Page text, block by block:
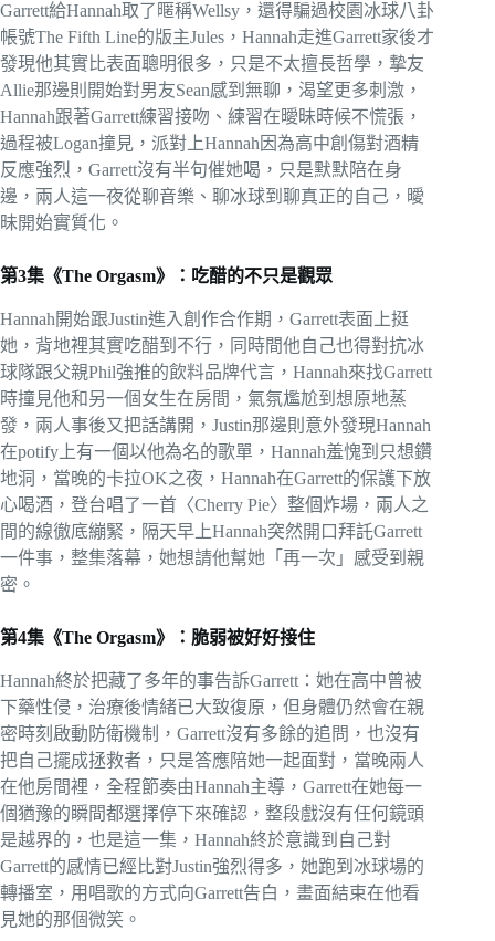
Garrett給Hannah取了暱稱Wellsy，還得騙過校園冰球八卦
帳號The Fifth Line的版主Jules，Hannah走進Garrett家後才
發現他其實比表面聰明很多，只是不太擅長哲學，摯友
Allie那邊則開始對男友Sean感到無聊，渴望更多刺激，
Hannah跟著Garrett練習接吻、練習在曖昧時候不慌張，
過程被Logan撞見，派對上Hannah因為高中創傷對酒精
反應強烈，Garrett沒有半句催她喝，只是默默陪在身
邊，兩人這一夜從聊音樂、聊冰球到聊真正的自己，曖
昧開始實質化。
第3集《The Orgasm》：吃醋的不只是觀眾
Hannah開始跟Justin進入創作合作期，Garrett表面上挺
她，背地裡其實吃醋到不行，同時間他自己也得對抗冰
球隊跟父親Phil強推的飲料品牌代言，Hannah來找Garrett
時撞見他和另一個女生在房間，氣氛尷尬到想原地蒸
發，兩人事後又把話講開，Justin那邊則意外發現Hannah
在potify上有一個以他為名的歌單，Hannah羞愧到只想鑽
地洞，當晚的卡拉OK之夜，Hannah在Garrett的保護下放
心喝酒，登台唱了一首〈Cherry Pie〉整個炸場，兩人之
間的線徹底繃緊，隔天早上Hannah突然開口拜託Garrett
一件事，整集落幕，她想請他幫她「再一次」感受到親
密。
第4集《The Orgasm》：脆弱被好好接住
Hannah終於把藏了多年的事告訴Garrett：她在高中曾被
下藥性侵，治療後情緒已大致復原，但身體仍然會在親
密時刻啟動防衛機制，Garrett沒有多餘的追問，也沒有
把自己擺成拯救者，只是答應陪她一起面對，當晚兩人
在他房間裡，全程節奏由Hannah主導，Garrett在她每一
個猶豫的瞬間都選擇停下來確認，整段戲沒有任何鏡頭
是越界的，也是這一集，Hannah終於意識到自己對
Garrett的感情已經比對Justin強烈得多，她跑到冰球場的
轉播室，用唱歌的方式向Garrett告白，畫面結束在他看
見她的那個微笑。